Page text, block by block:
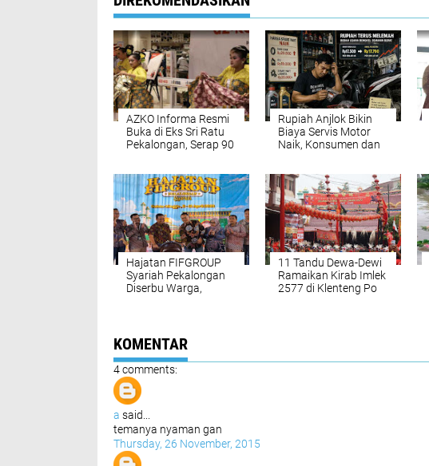
AZKO Informa Resmi
Buka di Eks Sri Ratu
Pekalongan, Serap 90
Rupiah Anjlok Bikin
Biaya Servis Motor
Naik, Konsumen dan
Hajatan FIFGROUP
Syariah Pekalongan
Diserbu Warga,
11 Tandu Dewa-Dewi
Ramaikan Kirab Imlek
2577 di Klenteng Po
KOMENTAR
4 comments:
a said...
temanya nyaman gan
Thursday, 26 November, 2015